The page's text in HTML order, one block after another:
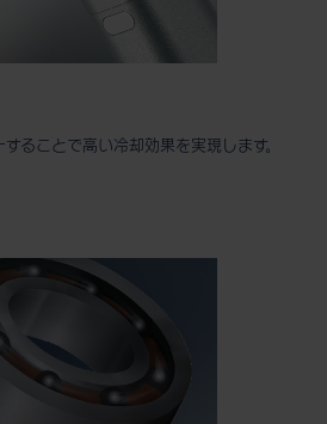
ることで高い冷却効果を実現します。